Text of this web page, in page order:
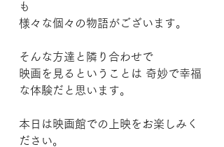
も
様々な個々の物語がございます。
そんな方達と隣り合わせで
映画を見るということは 奇妙で幸福
な体験だと思います。
本日は映画館での上映をお楽しみく
ださい。